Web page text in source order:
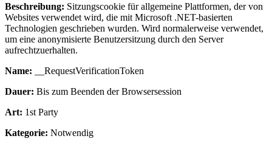
Beschreibung: Sitzungscookie für allgemeine Plattformen, der von
Websites verwendet wird, die mit Microsoft .NET-basierten
Technologien geschrieben wurden. Wird normalerweise verwendet,
um eine anonymisierte Benutzersitzung durch den Server
aufrechtzuerhalten.
Name: __RequestVerificationToken
Dauer: Bis zum Beenden der Browsersession
Art: 1st Party
Kategorie: Notwendig